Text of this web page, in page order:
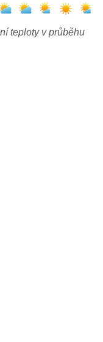
teploty v průběhu